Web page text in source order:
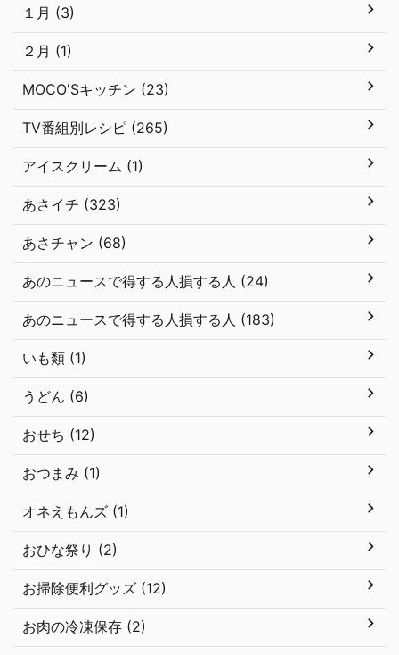
１月 (3)
２月 (1)
MOCO'Sキッチン (23)
TV番組別レシピ (265)
アイスクリーム (1)
あさイチ (323)
あさチャン (68)
あのニュースで得する人損する人 (24)
あのニュースで得する人損する人 (183)
いも類 (1)
うどん (6)
おせち (12)
おつまみ (1)
オネえもんズ (1)
おひな祭り (2)
お掃除便利グッズ (12)
お肉の冷凍保存 (2)